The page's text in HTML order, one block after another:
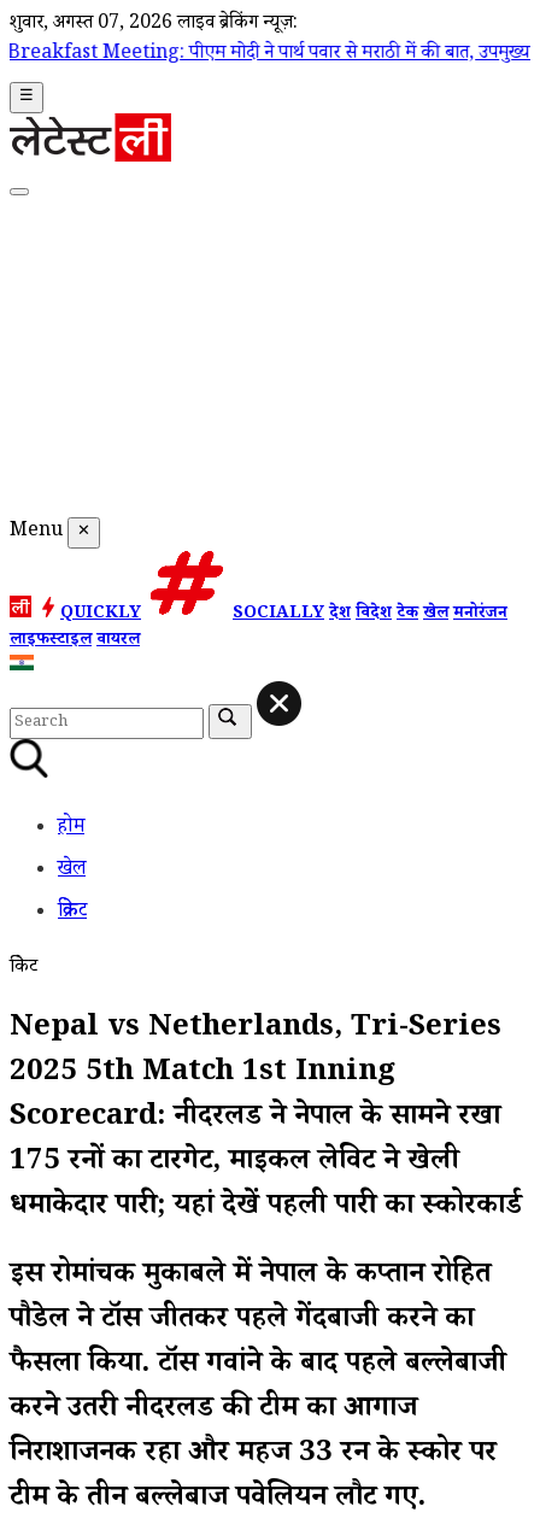
शुक्रवार, अगस्त 07, 2026 लाइव ब्रेकिंग न्यूज़:
पीएम मोदी ने पार्थ पवार से मराठी में की बात, उपमुख्यमंत्री सुनेत्रा पवार
☰
Menu ✕
QUICKLY SOCIALLYदेशविदेशटेकखेलमनोरंजन
लाइफस्टाइलवायरल
होम
खेल
क्रिकेट
क्रिकेट
Nepal vs Netherlands, Tri-Series
2025 5th Match 1st Inning
Scorecard: नीदरलैंड ने नेपाल के सामने रखा
175 रनों का टारगेट, माइकल लेविट ने खेली
धमाकेदार पारी; यहां देखें पहली पारी का स्कोरकार्ड
इस रोमांचक मुकाबले में नेपाल के कप्तान रोहित
पौडेल ने टॉस जीतकर पहले गेंदबाजी करने का
फैसला किया. टॉस गवांने के बाद पहले बल्लेबाजी
करने उतरी नीदरलैंड की टीम का आगाज
निराशाजनक रहा और महज 33 रन के स्कोर पर
टीम के तीन बल्लेबाज पवेलियन लौट गए.